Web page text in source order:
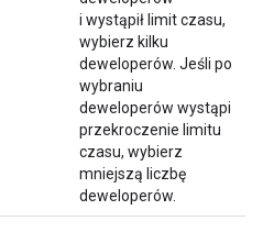
i wystąpił limit czasu,
wybierz kilku
deweloperów. Jeśli po
wybraniu
deweloperów wystąpi
przekroczenie limitu
czasu, wybierz
mniejszą liczbę
deweloperów.